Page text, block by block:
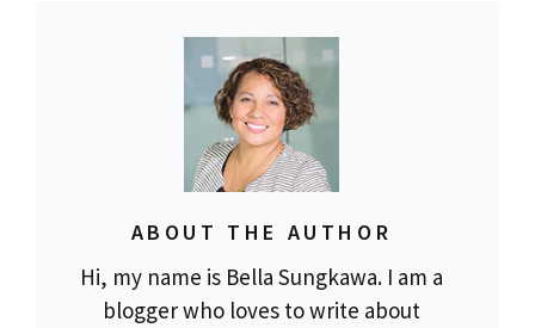
ABOUT THE AUTHOR
Hi, my name is Bella Sungkawa. I am a
blogger who loves to write about